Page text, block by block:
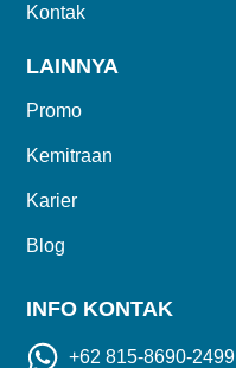
Kontak
LAINNYA
Promo
Kemitraan
Karier
Blog
INFO KONTAK
+62 815-8690-2499